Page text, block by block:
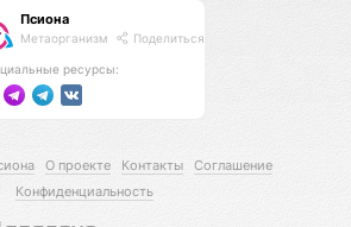
Псиона
Метаорганизм Поделиться
ресурсы:
О проекте Контакты
Соглашение
Конфиденциальность